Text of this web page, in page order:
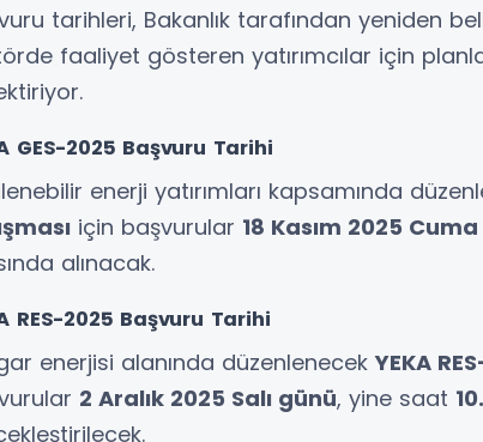
tarihleri, Bakanlık tarafından yeniden
faaliyet gösteren yatırımcılar için
GES-2025 Başvuru Tarihi
enerji yatırımları kapsamında
için başvurular 18 Kasım 2025
alınacak.
RES-2025 Başvuru Tarihi
enerjisi alanında düzenlenecek YEKA
2 Aralık 2025 Salı günü, yine saat